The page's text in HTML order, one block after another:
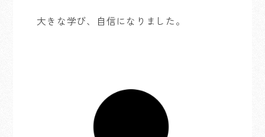
大きな学び、自信になりました。